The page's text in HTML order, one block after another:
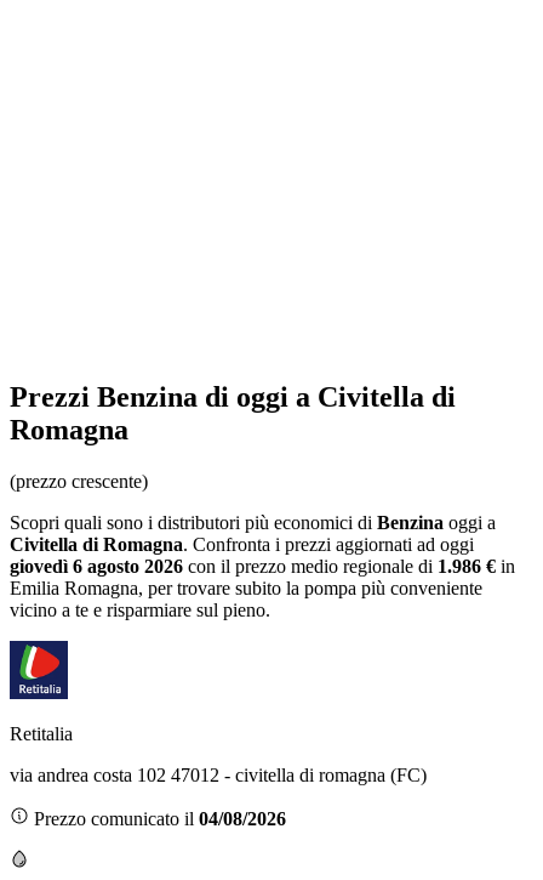
Prezzi Benzina di oggi a Civitella di
Romagna
(prezzo crescente)
Scopri quali sono i distributori più economici di Benzina oggi a
Civitella di Romagna. Confronta i prezzi aggiornati ad oggi
giovedì 6 agosto 2026 con il prezzo medio regionale di 1.986 € in
Emilia Romagna, per trovare subito la pompa più conveniente
vicino a te e risparmiare sul pieno.
Retitalia
via andrea costa 102 47012 - civitella di romagna (FC)
Prezzo comunicato il 04/08/2026